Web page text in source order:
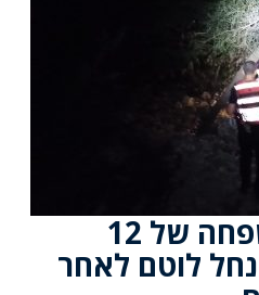
12 מי יודע ? משפחה של 12
לוטם לאחר